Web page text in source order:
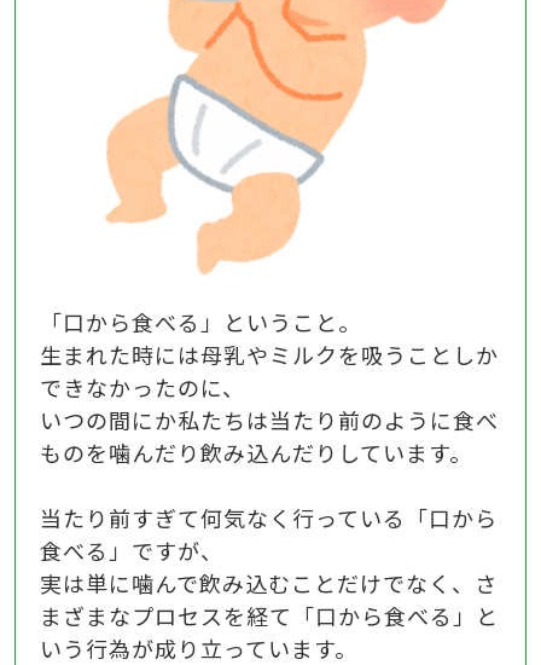
「口から食べる」ということ。
生まれた時には母乳やミルクを吸うことしか
できなかったのに、
いつの間にか私たちは当たり前のように食べ
ものを噛んだり飲み込んだりしています。
当たり前すぎて何気なく行っている「口から
食べる」ですが、
実は単に噛んで飲み込むことだけでなく、さ
まざまなプロセスを経て「口から食べる」と
いう行為が成り立っています。